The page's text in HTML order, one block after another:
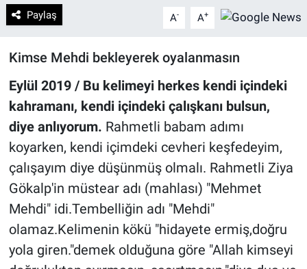
Paylaş A- A+
Kimse Mehdi bekleyerek oyalanmasın
Eylül 2019 / Bu kelimeyi herkes kendi içindeki
kahramanı, kendi içindeki çalışkanı bulsun,
diye anlıyorum. Rahmetli babam adımı
koyarken, kendi içimdeki cevheri keşfedeyim,
çalışayım diye düşünmüş olmalı. Rahmetli Ziya
Gökalp'in müstear adı (mahlası) "Mehmet
Mehdi" idi.Tembelliğin adı "Mehdi"
olamaz.Kelimenin kökü "hidayete ermiş,doğru
yola giren."demek olduğuna göre "Allah kimseyi